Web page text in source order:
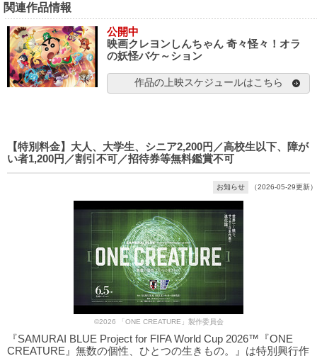
関連作品情報
公開中
映画クレヨンしんちゃん 奇々怪々！オラ
の妖怪バケ～ション
作品の上映スケジュールはこちら
【特別料金】大人、大学生、シニア2,200円／高校生以下、障が
い者1,200円／割引不可／招待券等無料鑑賞不可
お知らせ （2026-05-29更新）
©2026 「ONE CREATURE」製作委員会
『SAMURAI BLUE Project for FIFA World Cup 2026™『ONE
CREATURE』無数の個性、ひとつの生きもの。』は特別興行作